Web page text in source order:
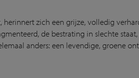
herinnert zich een grijze, volledig
de bestrating in slechte
anders: een levendige, groene